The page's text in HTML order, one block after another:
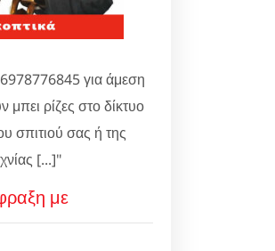
για άμεση
ρίζες στο δίκτυο
σπιτιού σας ή της
[...]"
με